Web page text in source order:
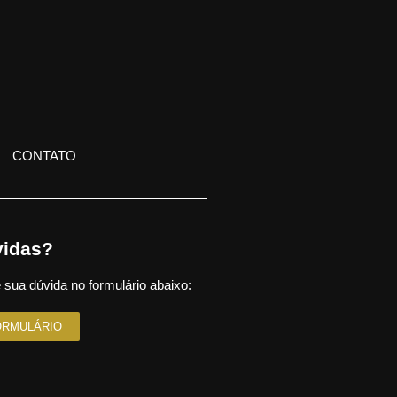
CONTATO
sua dúvida no formulário abaixo: